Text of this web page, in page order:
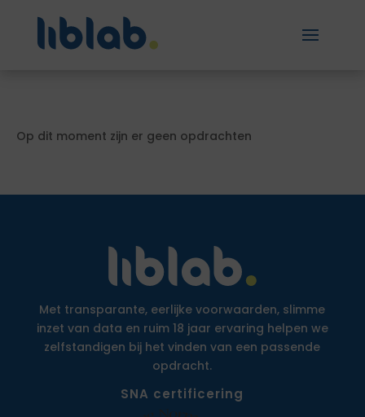
Op dit moment zijn er geen opdrachten
Met transparante, eerlijke voorwaarden, slimme
inzet van data en ruim 18 jaar ervaring helpen we
zelfstandigen bij het vinden van een passende
opdracht.
SNA certificering